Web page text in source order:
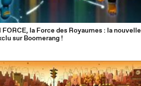
FORCE, la Force des Royaumes : la nouvelle
sur Boomerang !